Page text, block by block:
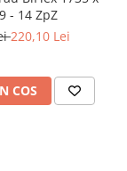
- 14 ZpZ
220,10 Lei
COS